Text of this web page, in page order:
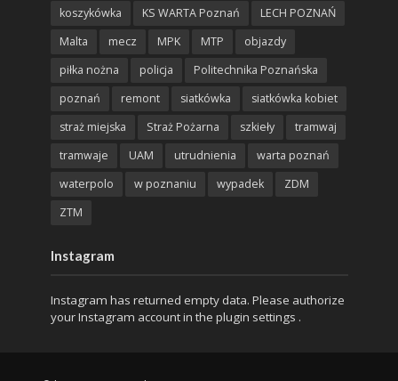
koszykówka
KS WARTA Poznań
LECH POZNAŃ
Malta
mecz MPK MTP
objazdy
piłka nożna
policja
Politechnika Poznańska
poznań
remont siatkówka
siatkówka kobiet
straż miejska
Straż Pożarna szkieły
tramwaj
tramwaje
UAM utrudnienia
warta poznań
waterpolo
w poznaniu wypadek
ZDM
ZTM
Instagram
Instagram has returned empty data. Please authorize
your Instagram account in the plugin settings .